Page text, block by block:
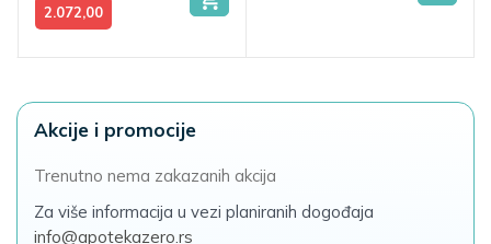
2.072,00
Akcije i promocije
Trenutno nema zakazanih akcija
Za više informacija u vezi planiranih dogođaja
info@apotekazero.rs